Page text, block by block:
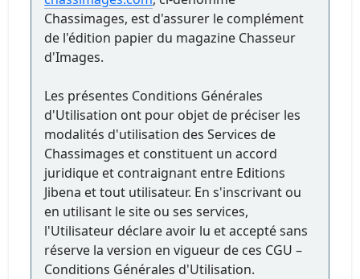
Chassimages, est d'assurer le complément
de l'édition papier du magazine Chasseur
d'Images.
Les présentes Conditions Générales
d'Utilisation ont pour objet de préciser les
modalités d'utilisation des Services de
Chassimages et constituent un accord
juridique et contraignant entre Editions
Jibena et tout utilisateur. En s'inscrivant ou
en utilisant le site ou ses services,
l'Utilisateur déclare avoir lu et accepté sans
réserve la version en vigueur de ces CGU –
Conditions Générales d'Utilisation.